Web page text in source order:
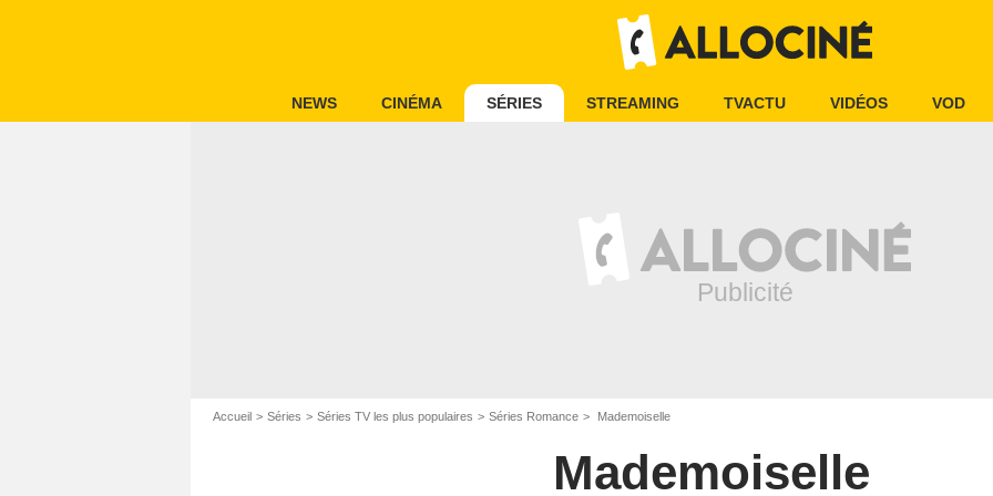
NEWS CINÉMA SÉRIES STREAMING TVACTU VIDÉOS VOD
Accueil Séries Séries TV les plus populaires Séries Romance Mademoiselle
Mademoiselle